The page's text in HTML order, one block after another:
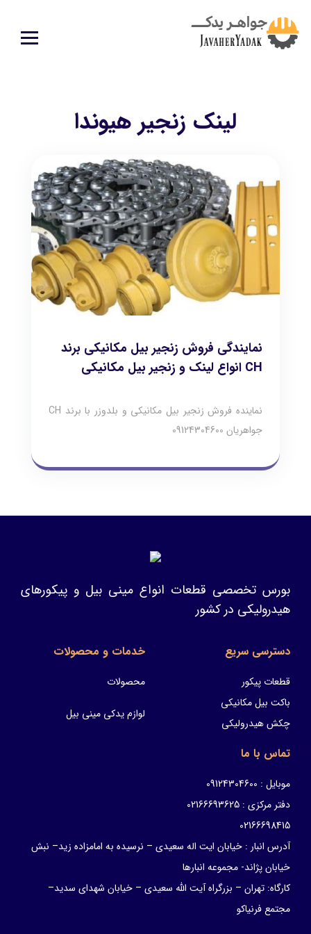
لینک زنجیر هیوندا
نمایندگی فروش زنجیر بیل مکانیکی برند
CH انواع لینک و زنجیر بیل مکانیکی
نماینده فروش زنجیر بیل مکانیکی و بلدوزر با برند CH
جواهریان 09124304600
بورس تخصصی قطعات انواع مینی بیل و پیکورهای
هیدرولیکی در کشور
دسترسی سریع
قطعات پیکور
باکت بیل مکانیکی
چکش هیدرولیکی
خدمات و محصولات
محصولات
لوازم یدکی مینی بیل
تماس با ما
موبایل : 09124304600
دفتر مرکزی : 02166693625
02166698415
آدرس انبار : خیابان ایت اله سعیدی – نرسیده به امامزاده زید– نبش
خیابان پژاند- مجموعه انبارها
کارگاه: تهران – بزرگراه آیت الله سعیدی – خیابان شهدای سدید–
مجتمع فرنیاکو